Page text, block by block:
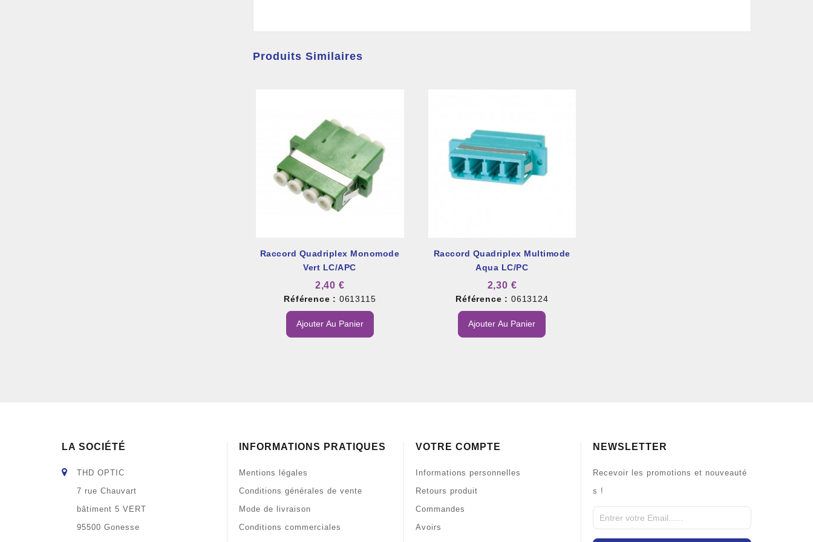
Produits Similaires
Raccord Quadriplex Monomode
Vert LC/APC
2,40 €
Référence : 0613115
Ajouter Au Panier
Raccord Quadriplex Multimode
Aqua LC/PC
2,30 €
Référence : 0613124
Ajouter Au Panier
LA SOCIÉTÉ
THD OPTIC
7 rue Chauvart
bâtiment 5 VERT
95500 Gonesse
INFORMATIONS PRATIQUES
Mentions légales
Conditions générales de vente
Mode de livraison
Conditions commerciales
VOTRE COMPTE
Informations personnelles
Retours produit
Commandes
Avoirs
NEWSLETTER
Recevoir les promotions et nouveauté
s !